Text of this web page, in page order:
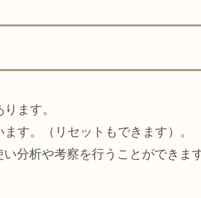
ます。
す。（リセットもできます）。
分析や考察を行うことができます